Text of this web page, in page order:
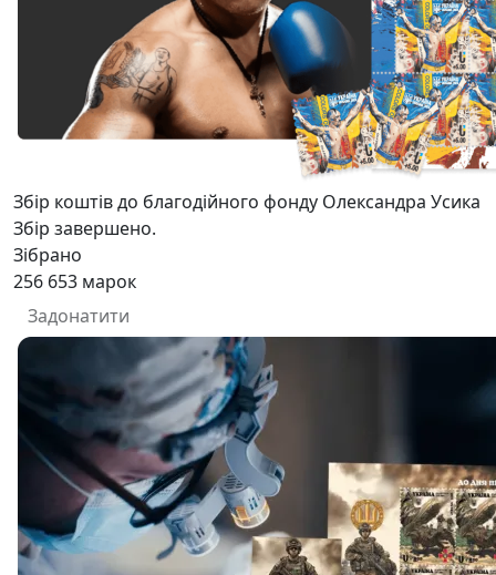
Збір коштів до благодійного фонду Олександра Усика
Збір завершено.
Зібрано
256 653 марок
Задонатити